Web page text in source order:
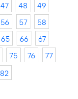
47 48
49
56 57
58
65 66
67
75 76
77
82